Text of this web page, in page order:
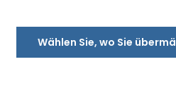
Wählen Sie, wo Sie